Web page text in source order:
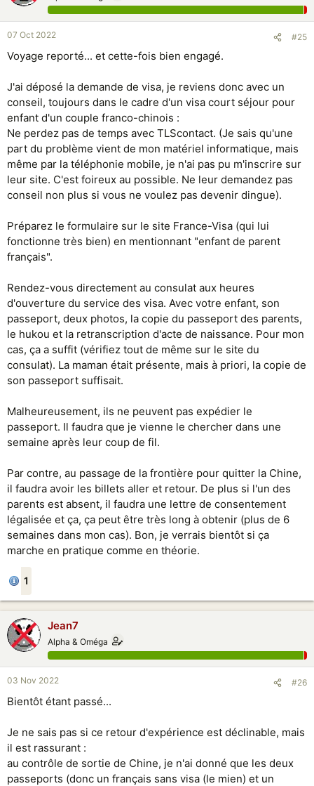
07 Oct 2022 #25
Voyage reporté... et cette-fois bien engagé.
J'ai déposé la demande de visa, je reviens donc avec un
conseil, toujours dans le cadre d'un visa court séjour pour
enfant d'un couple franco-chinois :
Ne perdez pas de temps avec TLScontact. (Je sais qu'une
part du problème vient de mon matériel informatique, mais
même par la téléphonie mobile, je n'ai pas pu m'inscrire sur
leur site. C'est foireux au possible. Ne leur demandez pas
conseil non plus si vous ne voulez pas devenir dingue).
Préparez le formulaire sur le site France-Visa (qui lui
fonctionne très bien) en mentionnant "enfant de parent
français".
Rendez-vous directement au consulat aux heures
d'ouverture du service des visa. Avec votre enfant, son
passeport, deux photos, la copie du passeport des parents,
le hukou et la retranscription d'acte de naissance. Pour mon
cas, ça a suffit (vérifiez tout de même sur le site du
consulat). La maman était présente, mais à priori, la copie de
son passeport suffisait.
Malheureusement, ils ne peuvent pas expédier le
passeport. Il faudra que je vienne le chercher dans une
semaine après leur coup de fil.
Par contre, au passage de la frontière pour quitter la Chine,
il faudra avoir les billets aller et retour. De plus si l'un des
parents est absent, il faudra une lettre de consentement
légalisée et ça, ça peut être très long à obtenir (plus de 6
semaines dans mon cas). Bon, je verrais bientôt si ça
marche en pratique comme en théorie.
1
Jean7
Alpha & Oméga
03 Nov 2022 #26
Bientôt étant passé...
Je ne sais pas si ce retour d'expérience est déclinable, mais
il est rassurant :
au contrôle de sortie de Chine, je n'ai donné que les deux
passeports (donc un français sans visa (le mien) et un